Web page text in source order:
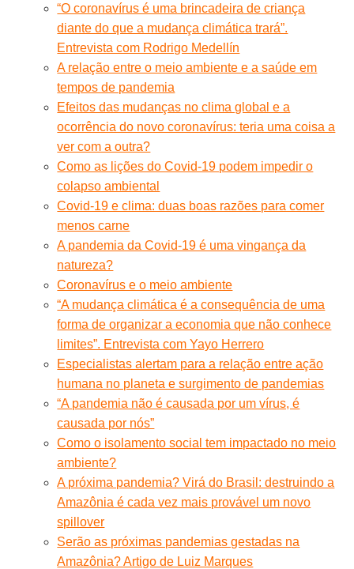
“O coronavírus é uma brincadeira de criança
diante do que a mudança climática trará”.
Entrevista com Rodrigo Medellín
A relação entre o meio ambiente e a saúde em
tempos de pandemia
Efeitos das mudanças no clima global e a
ocorrência do novo coronavírus: teria uma coisa a
ver com a outra?
Como as lições do Covid-19 podem impedir o
colapso ambiental
Covid-19 e clima: duas boas razões para comer
menos carne
A pandemia da Covid-19 é uma vingança da
natureza?
Coronavírus e o meio ambiente
“A mudança climática é a consequência de uma
forma de organizar a economia que não conhece
limites”. Entrevista com Yayo Herrero
Especialistas alertam para a relação entre ação
humana no planeta e surgimento de pandemias
“A pandemia não é causada por um vírus, é
causada por nós”
Como o isolamento social tem impactado no meio
ambiente?
A próxima pandemia? Virá do Brasil: destruindo a
Amazônia é cada vez mais provável um novo
spillover
Serão as próximas pandemias gestadas na
Amazônia? Artigo de Luiz Marques